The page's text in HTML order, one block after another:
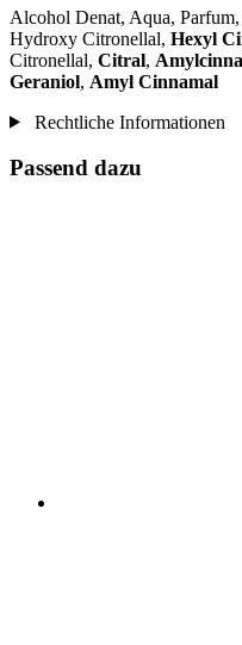
Alcohol Denat, Aqua, Parfum,
Hydroxy Citronellal, Hexyl
Citronellal, Citral,
Geraniol, Amyl Cinnamal
Rechtliche Informationen
Passend dazu